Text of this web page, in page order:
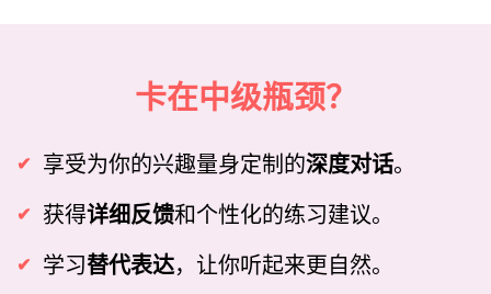
卡在中级瓶颈？
享受为你的兴趣量身定制的深度对话。
获得详细反馈和个性化的练习建议。
学习替代表达，让你听起来更自然。